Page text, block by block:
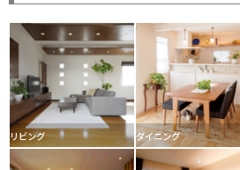
リビング ダイニング